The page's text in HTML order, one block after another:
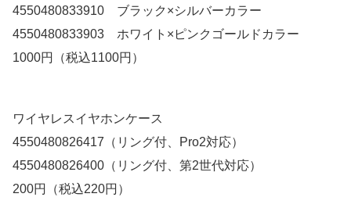
4550480833910 ブラック×シルバーカラー
4550480833903 ホワイト×ピンクゴールドカラー
1000円（税込1100円）
ワイヤレスイヤホンケース
4550480826417（リング付、Pro2対応）
4550480826400（リング付、第2世代対応）
200円（税込220円）